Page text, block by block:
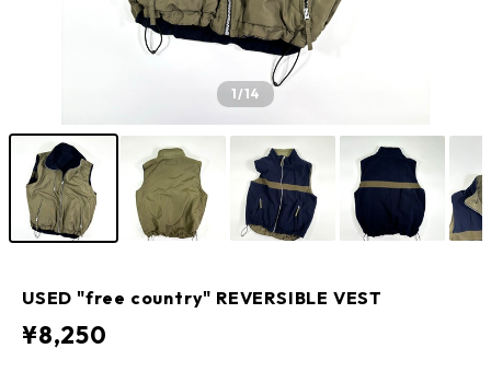
1/14
USED "free country" REVERSIBLE VEST
¥8,250